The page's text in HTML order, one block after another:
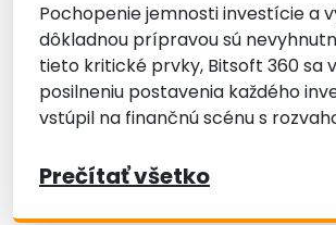
Pochopenie jemnosti investície a
dôkladnou prípravou sú
tieto kritické prvky, Bitsoft 360 sa
posilneniu postavenia každého
vstúpil na finančnú scénu s
Prečítať všetko